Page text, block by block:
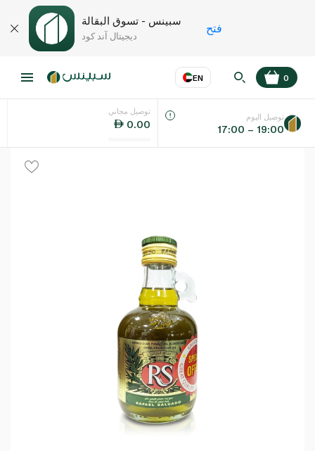
سبينس - تسوق البقالة
ديجيتال آند كود
فتح
EN
اللغة عر
0
توصيل مجاني
0.00
توصيل اليوم
17:00 – 19:00